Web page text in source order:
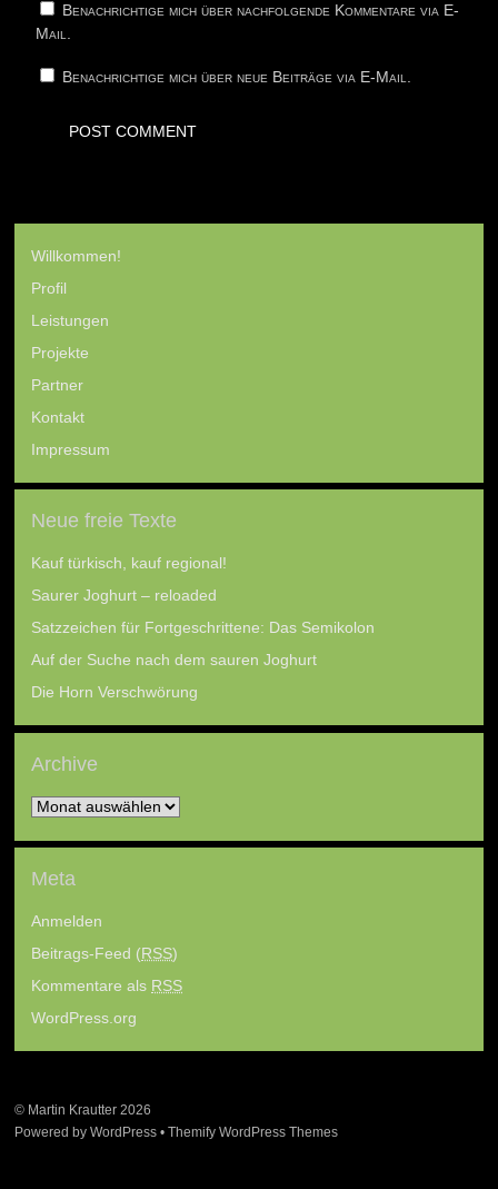
Benachrichtige mich über nachfolgende Kommentare via E-
Mail.
Benachrichtige mich über neue Beiträge via E-Mail.
Willkommen!
Profil
Leistungen
Projekte
Partner
Kontakt
Impressum
Neue freie Texte
Kauf türkisch, kauf regional!
Saurer Joghurt – reloaded
Satzzeichen für Fortgeschrittene: Das Semikolon
Auf der Suche nach dem sauren Joghurt
Die Horn Verschwörung
Archive
Archive
Meta
Anmelden
Beitrags-Feed (RSS)
Kommentare als RSS
WordPress.org
© Martin Krautter 2026
Powered byWordPress • Themify WordPress Themes